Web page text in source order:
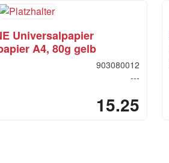
Universalpapier
A4, 80g gelb
903080012
---
15.25